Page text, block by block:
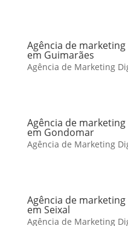
Agência de
em Guimarães
Agência de Marketing
Agência de
em Gondomar
Agência de Marketing
Agência de
em Seixal
Agência de Marketing